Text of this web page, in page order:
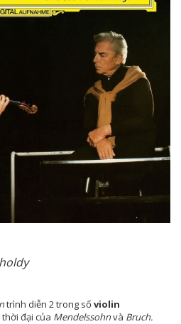
trình diễn 2 trong số violin
đại của Mendelssohnvà Bruch.